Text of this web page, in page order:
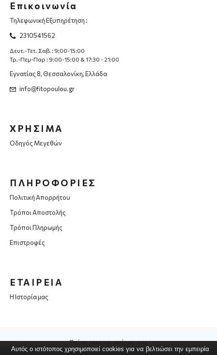
Επικοινωνία
Τηλεφωνική Εξυπηρέτηση :
2310541562
Δευτ.-Τετ. Σαβ. : 9:00-15:00
Τρ.-Πεμ-Παρ : 9:00-15:00 & 17:30 - 21:00
Εγνατίας 8, Θεσσαλονίκη, Ελλάδα
info@fitopoulou.gr
ΧΡΗΣΙΜΑ
Οδηγός Μεγεθών
ΠΛΗΡΟΦΟΡΙΕΣ
Πολιτική Απορρήτου
Τρόποι Αποστολής
Τρόποι Πληρωμής
Επιστροφές
ΕΤΑΙΡΕΙΑ
Η Ιστορία μας
Πείτε μας τη γνώμη σας
Αυτός ο ιστότοπος χρησιμοποιεί cookies για να βελτιώσει την εμπειρία